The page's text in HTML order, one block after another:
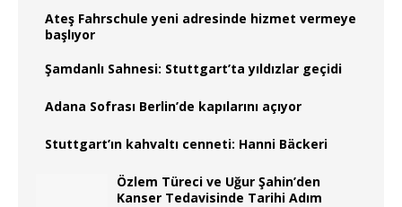
Ateş Fahrschule yeni adresinde hizmet vermeye
başlıyor
Şamdanlı Sahnesi: Stuttgart’ta yıldızlar geçidi
Adana Sofrası Berlin’de kapılarını açıyor
Stuttgart’ın kahvaltı cenneti: Hanni Bäckeri
Özlem Türeci ve Uğur Şahin’den
Kanser Tedavisinde Tarihi Adım